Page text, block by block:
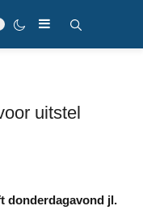
uitstel